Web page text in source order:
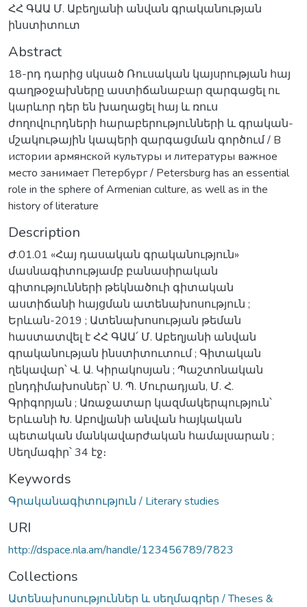
ՀՀ ԳԱԱ Մ. Աբեղյանի անվան գրականության
ինստիտուտ
Abstract
18-րդ դարից սկսած Ռուսական կայսրության հայ
գաղթօջախները աստիճանաբար զարգացել ու
կարևոր դեր են խաղացել հայ և ռուս
ժողովուրդների հարաբերությունների և գրական-
մշակութային կապերի զարգացման գործում / В
истории армянской культуры и литературы важное
место занимает Петербург / Petersburg has an essential
role in the sphere of Armenian culture, as well as in the
history of literature
Description
Ժ.01.01 «Հայ դասական գրականություն»
մասնագիտությամբ բանասիրական
գիտությունների թեկնածուի գիտական
աստիճանի հայցման ատենախոսություն ;
Երևան-2019 ; Ատենախոսության թեման
հաստատվել է ՀՀ ԳԱԱ՛ Մ. Աբեղյանի անվան
գրականության ինստիտուտում ; Գիտական
ղեկավար՝ Վ. Ա. Կիրակոսյան ; Պաշտոնական
ընդդիմախոսներ՝ Ս. Պ. Մուրադյան, Մ. Հ.
Գրիգորյան ; Առաջատար կազմակերպություն՝
Երևանի Խ. Աբովյանի անվան հայկական
պետական մանկավարժական համալսարան ;
Սեղմագիր՝ 34 էջ։
Keywords
Գրականագիտություն / Literary studies
URI
http://dspace.nla.am/handle/123456789/7823
Collections
Ատենախոսություններ և սեղմագրեր / Theses &